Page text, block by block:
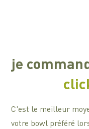
je
C'est le meilleur
votre bowl préféré